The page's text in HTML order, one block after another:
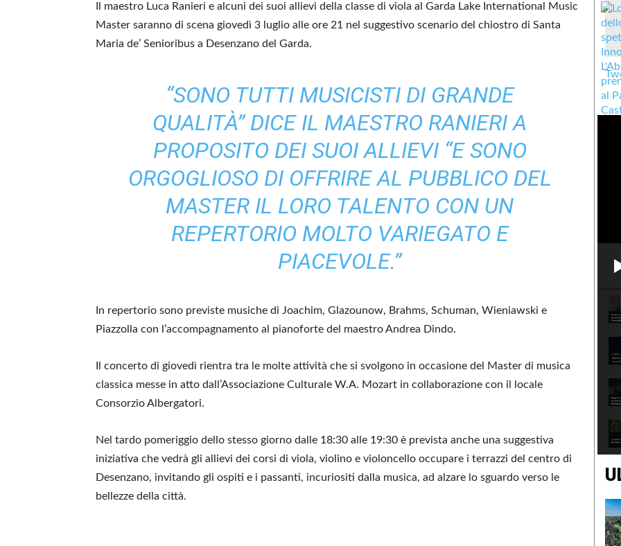
Il maestro Luca Ranieri e alcuni dei suoi allievi della classe di viola al Garda Lake International Music
Master saranno di scena giovedì 3 luglio alle ore 21 nel suggestivo scenario del chiostro di Santa
Maria de’ Senioribus a Desenzano del Garda.
“SONO TUTTI MUSICISTI DI GRANDE
QUALITÀ” DICE IL MAESTRO RANIERI A
PROPOSITO DEI SUOI ALLIEVI “E SONO
ORGOGLIOSO DI OFFRIRE AL PUBBLICO DEL
MASTER IL LORO TALENTO CON UN
REPERTORIO MOLTO VARIEGATO E
PIACEVOLE.”
In repertorio sono previste musiche di Joachim, Glazounow, Brahms, Schuman, Wieniawski e
Piazzolla con l’accompagnamento al pianoforte del maestro Andrea Dindo.
Il concerto di giovedì rientra tra le molte attività che si svolgono in occasione del Master di musica
classica messe in atto dall’Associazione Culturale W.A. Mozart in collaborazione con il locale
Consorzio Albergatori.
Nel tardo pomeriggio dello stesso giorno dalle 18:30 alle 19:30 è prevista anche una suggestiva
iniziativa che vedrà gli allievi dei corsi di viola, violino e violoncello occupare i terrazzi del centro di
Desenzano, invitando gli ospiti e i passanti, incuriositi dalla musica, ad alzare lo sguardo verso le
bellezze della città.